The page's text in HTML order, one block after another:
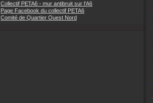
Collectif PETA6 - mur antibruit sur l'A6
Page Facebook du collectif PETA6
Comité de Quartier Ouest Nord